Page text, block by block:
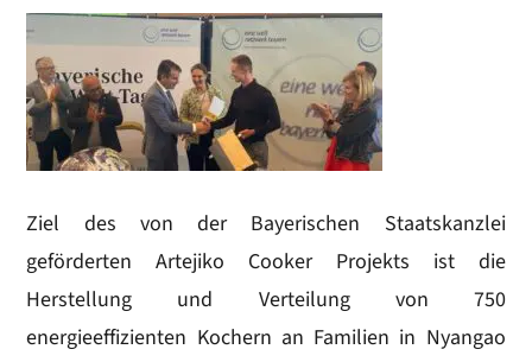
Ziel des von der Bayerischen Staatskanzlei
geförderten Artejiko Cooker Projekts ist die
Herstellung und Verteilung von 750
energieeffizienten Kochern an Familien in Nyangao